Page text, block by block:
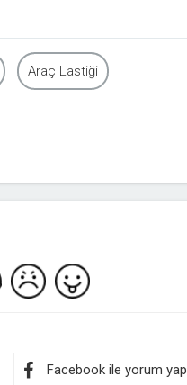
Araç Lastiği
Facebook ile yorum yap